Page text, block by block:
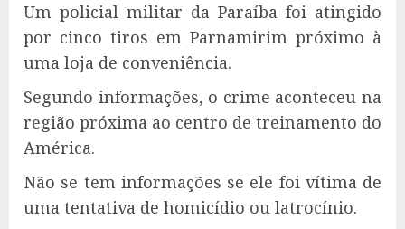
Um policial militar da Paraíba foi atingido
por cinco tiros em Parnamirim próximo à
uma loja de conveniência.
Segundo informações, o crime aconteceu na
região próxima ao centro de treinamento do
América.
Não se tem informações se ele foi vítima de
uma tentativa de homicídio ou latrocínio.